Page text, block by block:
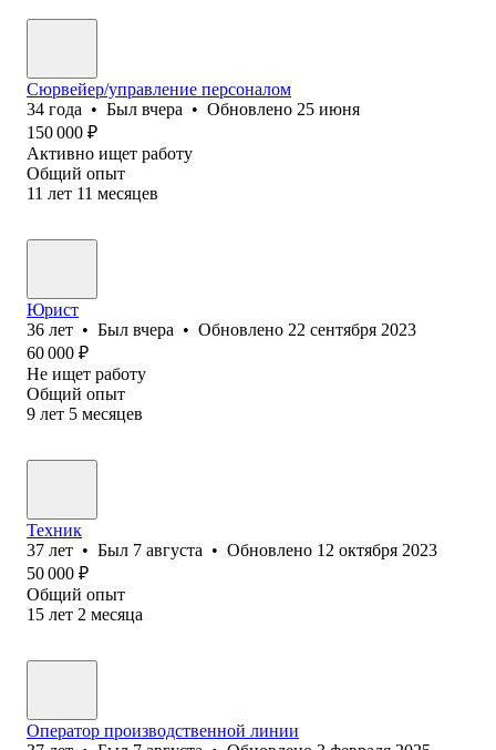
Сюрвейер/управление персоналом
34 года • Был вчера • Обновлено 25 июня
150 000 ₽
Активно ищет работу
Общий опыт
11 лет 11 месяцев
Юрист
36 лет • Был вчера • Обновлено 22 сентября 2023
60 000 ₽
Не ищет работу
Общий опыт
9 лет 5 месяцев
Техник
37 лет • Был 7 августа • Обновлено 12 октября 2023
50 000 ₽
Общий опыт
15 лет 2 месяца
Оператор производственной линии